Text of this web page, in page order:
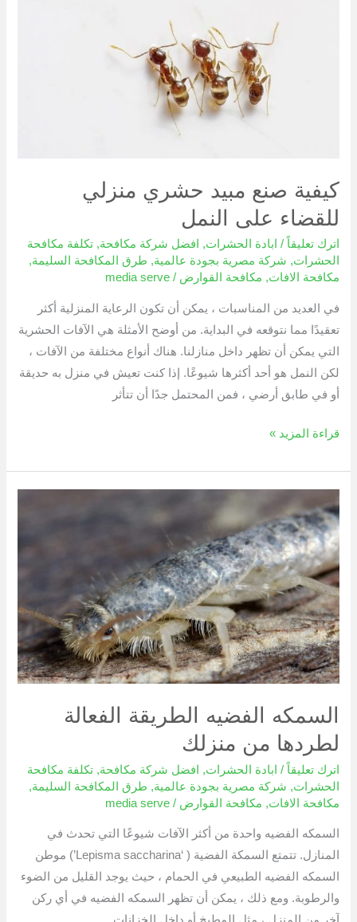
كيفية صنع مبيد حشري منزلي
للقضاء على النمل
اترك تعليقاً / ابادة الحشرات, افضل شركة مكافحة,تكلفة مكافحة
الحشرات, شركة مصرية بجودة عالمية, طرق المكافحة السليمة,
مكافحة الافات, مكافحة القوارض /
media serve
في العديد من المناسبات ، يمكن أن تكون الرعاية المنزلية أكثر
تعقيدًا مما نتوقعه في البداية. من أوضح الأمثلة هي الآفات الحشرية
التي يمكن أن تظهر داخل منازلنا. هناك أنواع مختلفة من الآفات ،
لكن النمل هو أحد أكثرها شيوعًا. إذا كنت تعيش في منزل به حديقة
أو في طابق أرضي ، فمن المحتمل جدًا أن تتأثر
قراءة المزيد »
السمكه الفضيه الطريقة الفعالة
لطردها من منزلك
اترك تعليقاً / ابادة الحشرات, افضل شركة مكافحة,تكلفة مكافحة
الحشرات, شركة مصرية بجودة عالمية, طرق المكافحة السليمة,
مكافحة الافات, مكافحة القوارض /
media serve
السمكه الفضيه واحدة من أكثر الآفات شيوعًا التي تحدث في
المنازل. تتمتع السمكة الفضية ( ‘Lepisma saccharina’) موطن
السمكه الفضيه الطبيعي في الحمام ، حيث يوجد القليل من الضوء
والرطوبة. ومع ذلك ، يمكن أن تظهر السمكه الفضيه في أي ركن
الفضيه
الطريقة
الفعالة
لطردها
من
منزلك